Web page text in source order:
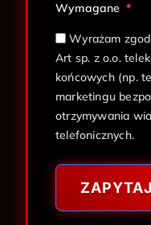
Wymagane
Wyrażam
Art sp. z o.o.
końcowych (np.
marketingu
otrzymywania
telefonicznych.